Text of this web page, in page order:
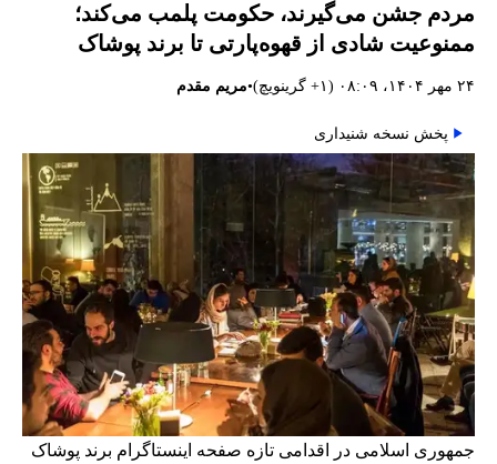
مردم جشن می‌گیرند، حکومت پلمب می‌کند؛
ممنوعیت شادی از قهوه‌پارتی تا برند پوشاک
۲۴ مهر ۱۴۰۴، ۰۸:۰۹ (‎+۱ گرینویچ) •مریم مقدم
پخش نسخه شنیداری
جمهوری اسلامی در اقدامی تازه صفحه اینستاگرام برند پوشاک